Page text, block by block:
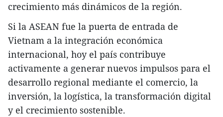
crecimiento más dinámicos de la región.
Si la ASEAN fue la puerta de entrada de
Vietnam a la integración económica
internacional, hoy el país contribuye
activamente a generar nuevos impulsos para el
desarrollo regional mediante el comercio, la
inversión, la logística, la transformación digital
y el crecimiento sostenible.